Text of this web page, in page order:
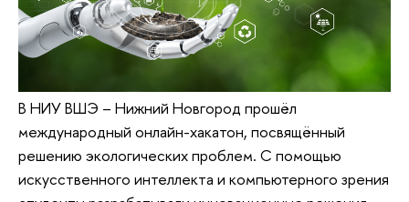
В НИУ ВШЭ – Нижний Новгород прошёл
международный онлайн-хакатон, посвящённый
решению экологических проблем. С помощью
искусственного интеллекта и компьютерного зрения